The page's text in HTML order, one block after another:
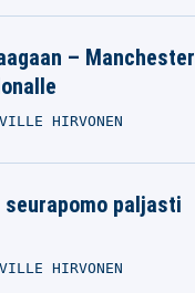
– Manchester
VILLE HIRVONEN
paljasti
VILLE HIRVONEN